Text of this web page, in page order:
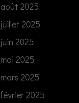
août 2025
juillet 2025
juin 2025
mai 2025
mars 2025
février 2025